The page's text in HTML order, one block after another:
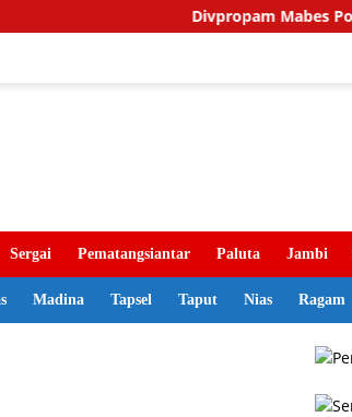
Divpropam Mabes Polri
Sergai Pematangsiantar Paluta Jambi
Madina Tapsel Taput Nias Ragam